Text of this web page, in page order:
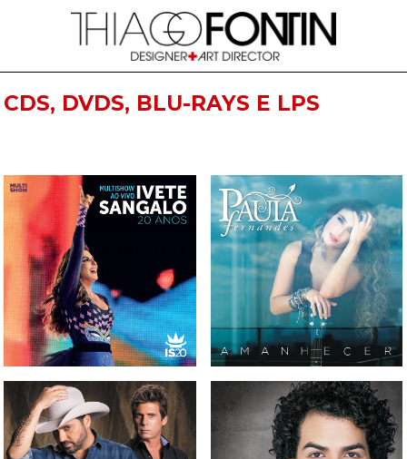
CDS, DVDS, BLU-RAYS E LPS
CD, DVD E BLU-RAY IVETE
SANGALO - MULTISHOW AO
VIVO 20 ANOS
CD PAULA FERNANDES -
AMANHECER